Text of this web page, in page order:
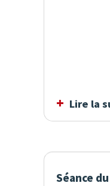
Lire la
Séance